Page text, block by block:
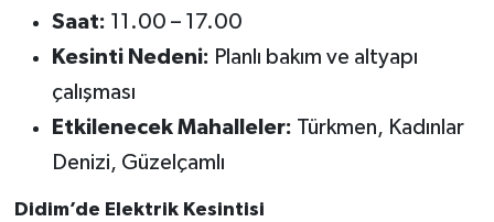
Saat: 11.00 – 17.00
Kesinti Nedeni: Planlı bakım ve altyapı
çalışması
Etkilenecek Mahalleler: Türkmen, Kadınlar
Denizi, Güzelçamlı
Didim’de Elektrik Kesintisi